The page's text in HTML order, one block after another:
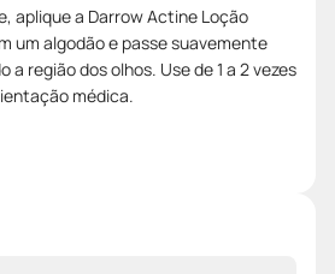
aplique a Darrow Actine Loção
um algodão e passe suavemente
a região dos olhos. Use de 1 a 2 vezes
médica.